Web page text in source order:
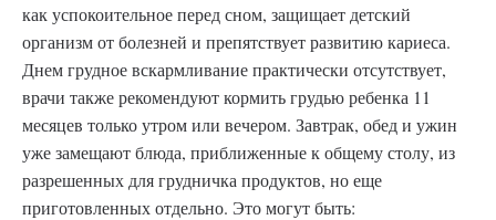
как успокоительное перед сном, защищает детский
организм от болезней и препятствует развитию кариеса.
Днем грудное вскармливание практически отсутствует,
врачи также рекомендуют кормить грудью ребенка 11
месяцев только утром или вечером. Завтрак, обед и ужин
уже замещают блюда, приближенные к общему столу, из
разрешенных для грудничка продуктов, но еще
приготовленных отдельно. Это могут быть: